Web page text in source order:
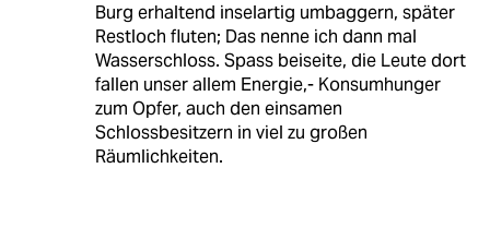
Burg erhaltend inselartig umbaggern, später
Restloch fluten; Das nenne ich dann mal
Wasserschloss. Spass beiseite, die Leute dort
fallen unser allem Energie,- Konsumhunger
zum Opfer, auch den einsamen
Schlossbesitzern in viel zu großen
Räumlichkeiten.